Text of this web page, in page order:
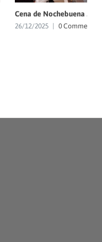
Cena de Nochebuena 2025
26/12/2025 0 Comments